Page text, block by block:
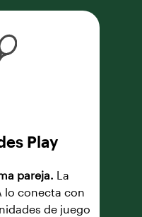
Play
pareja. La
lo conecta con
de juego